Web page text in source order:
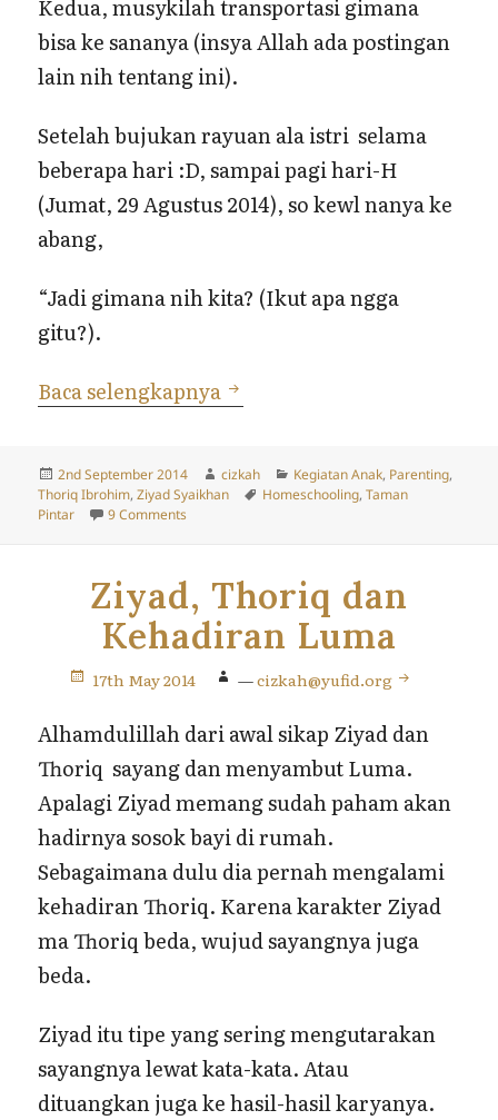
Kedua, musykilah transportasi gimana
bisa ke sananya (insya Allah ada postingan
lain nih tentang ini).
Setelah bujukan rayuan ala istri selama
beberapa hari :D, sampai pagi hari-H
(Jumat, 29 Agustus 2014), so kewl nanya ke
abang,
“Jadi gimana nih kita? (Ikut apa ngga
gitu?).
Baca selengkapnya Playdate Homeschooler
Posted
on
2nd September 2014 Author
cizkah Categories
Kegiatan Anak, Parenting,
Thoriq Ibrohim,Ziyad Syaikhan Tags
Homeschooling,Taman
Pintar
9 Commentson Playdate Homeschooler Muslim Jogja
Ziyad, Thoriq dan
Kehadiran Luma
17th May 2014 —cizkah@yufid.org
Alhamdulillah dari awal sikap Ziyad dan
Thoriq sayang dan menyambut Luma.
Apalagi Ziyad memang sudah paham akan
hadirnya sosok bayi di rumah.
Sebagaimana dulu dia pernah mengalami
kehadiran Thoriq. Karena karakter Ziyad
ma Thoriq beda, wujud sayangnya juga
beda.
Ziyad itu tipe yang sering mengutarakan
sayangnya lewat kata-kata. Atau
dituangkan juga ke hasil-hasil karyanya.